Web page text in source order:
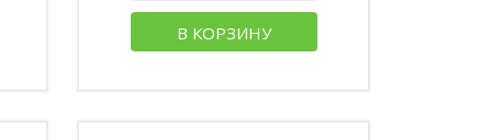
В КОРЗИНУ